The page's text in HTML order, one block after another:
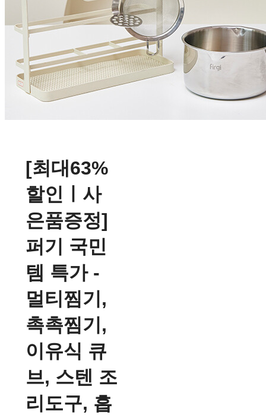
[최대63%
할인ㅣ사
은품증정]
퍼기 국민
템 특가 -
멀티찜기,
촉촉찜기,
이유식 큐
브, 스텐 조
리도구, 흡